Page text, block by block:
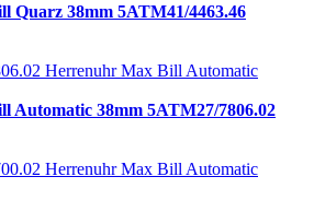
Quarz 38mm 5ATM41/4463.46
Automatic 38mm 5ATM27/7806.02